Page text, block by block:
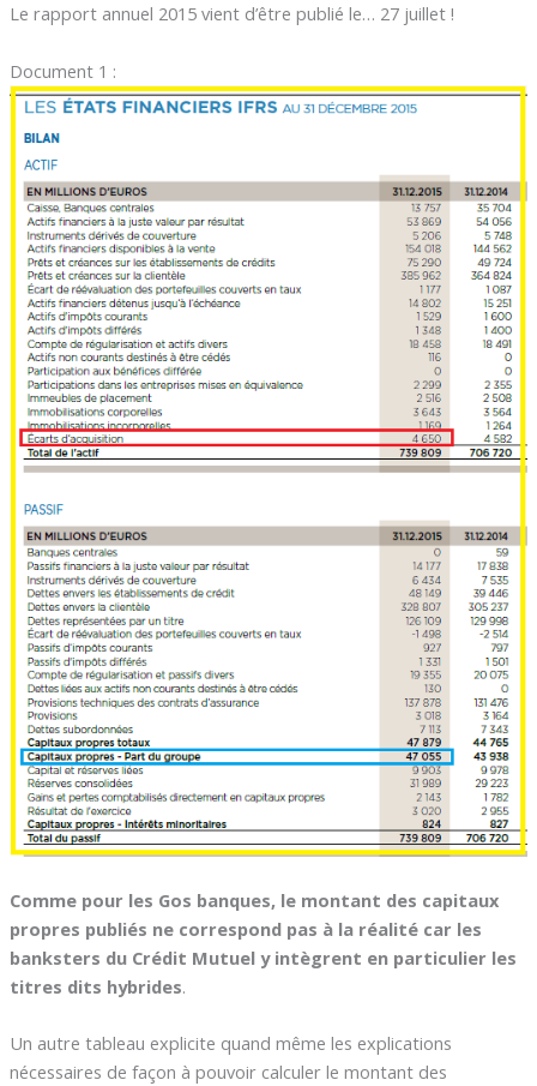
Le rapport annuel 2015 vient d’être publié le… 27 juillet !
Document 1 :
Comme pour les Gos banques, le montant des capitaux
propres publiés ne correspond pas à la réalité car les
banksters du Crédit Mutuel y intègrent en particulier les
titres dits hybrides.
Un autre tableau explicite quand même les explications
nécessaires de façon à pouvoir calculer le montant des